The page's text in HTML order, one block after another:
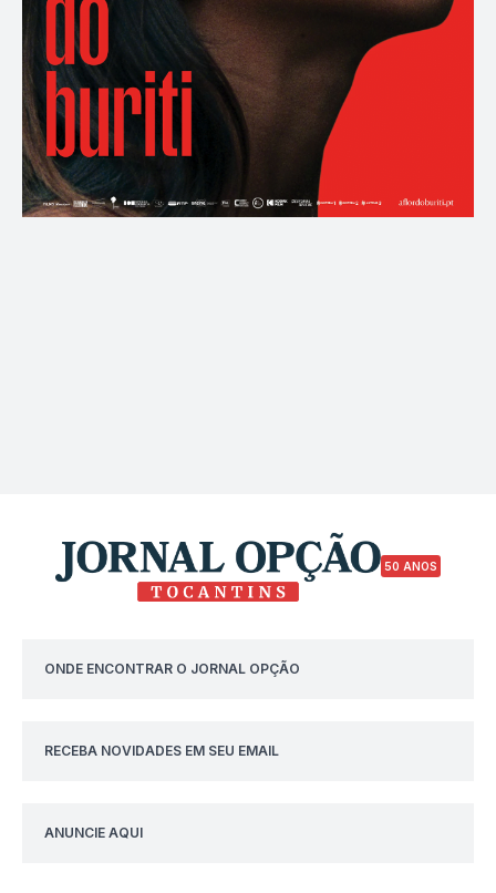
50 ANOS
ONDE ENCONTRAR O JORNAL OPÇÃO
RECEBA NOVIDADES EM SEU EMAIL
ANUNCIE AQUI